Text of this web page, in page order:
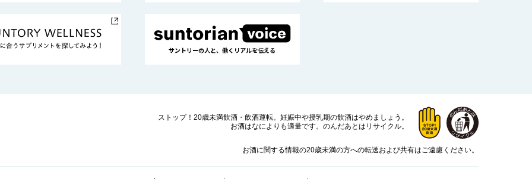
ストップ！20歳未満飲酒・飲酒運転。 妊娠中や授乳期の飲酒はやめましょう。
お酒はなによりも適量です。 のんだあとはリサイクル。
お酒に関する情報の20歳未満の方への転送および共有はご遠慮ください。